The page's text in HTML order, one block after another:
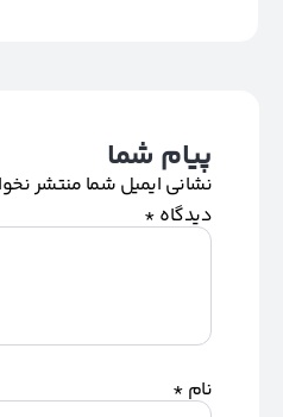
پیام شما
نشانی ایمیل شما منتشر
دیدگاه *
نام *